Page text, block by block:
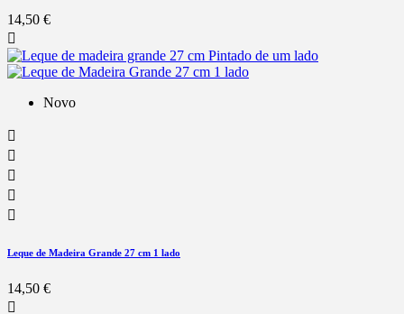
14,50 €

Novo





Leque de Madeira Grande 27 cm 1 lado
14,50 €
